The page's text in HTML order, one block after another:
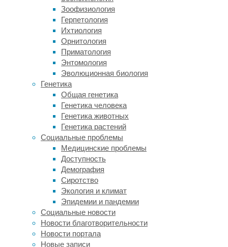
Зоофизиология
Герпетология
Ихтиология
Орнитология
Приматология
Энтомология
Эволюционная биология
Генетика
Общая генетика
Генетика человека
Генетика животных
Генетика растений
Социальные проблемы
Медицинские проблемы
Доступность
Демография
Сиротство
Экология и климат
Эпидемии и пандемии
Социальные новости
Новости благотворительности
Новости портала
Новые записи
от
19
до
32
лет
на
предмет
того,
насколько
сильно
они
чувствуют
себя
изоляции
от
общества,
как
долго
и
как